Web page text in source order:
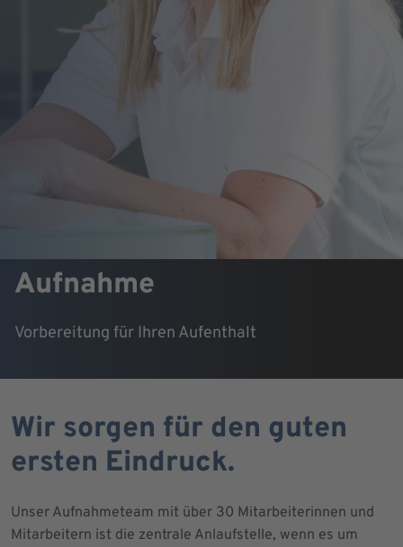
Aufnahme
Vorbereitung für Ihren Aufenthalt
Wir sorgen für den guten
ersten Eindruck.
Unser Aufnahmeteam mit über 30 Mitarbeiterinnen und
Mitarbeitern ist die zentrale Anlaufstelle, wenn es um